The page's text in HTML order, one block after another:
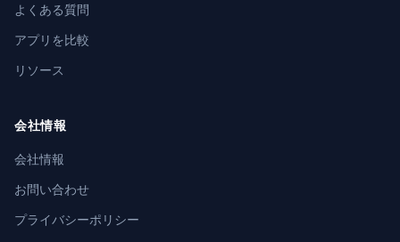
よくある質問
アプリを比較
リソース
会社情報
会社情報
お問い合わせ
プライバシーポリシー